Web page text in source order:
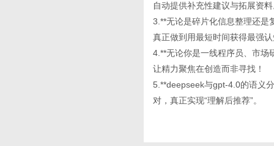
自动提供补充性建议与拓展资
3.**无论是碎片化信息整理还是
真正做到用最短时间获得最强
4.**无论你是一线程序员、市场
让精力聚焦在创造而非寻找！
5.**deepseek与gpt-4.0的语义
对，真正实现“理解后推荐”。